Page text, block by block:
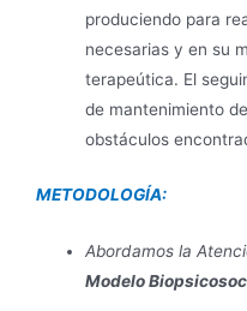
produciendo para
necesarias y en su
terapeútica. El
de mantenimiento
obstáculos
METODOLOGÍA:
Abordamos la
Modelo